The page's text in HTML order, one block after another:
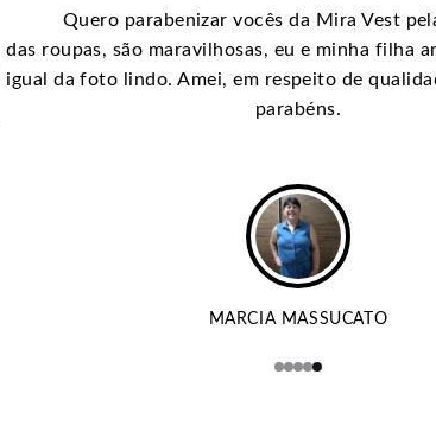
Quero parabenizar vocês da Mira Vest
das roupas, são maravilhosas, eu e minha filha
igual da foto lindo. Amei, em respeito de
parabéns.
MARCIA MASSUCATO